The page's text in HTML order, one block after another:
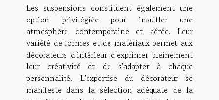
Les suspensions constituent également une
option privilégiée pour insuffler une
atmosphère contemporaine et aérée. Leur
variété de formes et de matériaux permet aux
décorateurs d'intérieur d'exprimer pleinement
leur créativité et de s'adapter à chaque
personnalité. L'expertise du décorateur se
manifeste dans la sélection adéquate de la